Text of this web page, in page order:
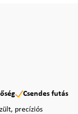
Csendes futás
precíziós